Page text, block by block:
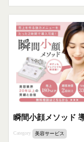
Category 美容サービス